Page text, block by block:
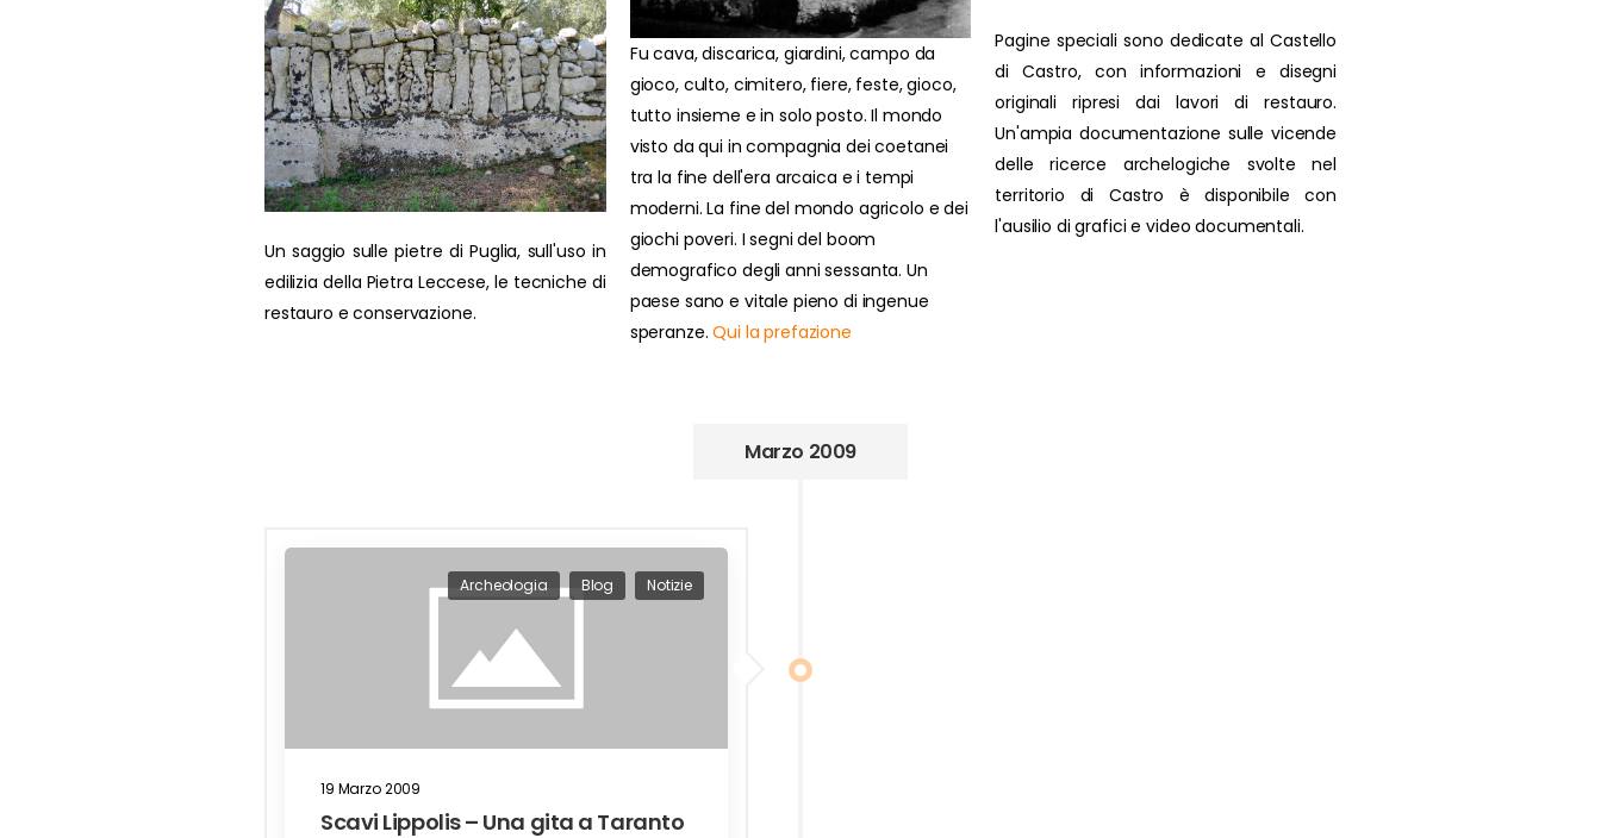
Un saggio sulle pietre di Puglia, sull'uso in
edilizia della Pietra Leccese, le tecniche di
restauro e conservazione.
Fu cava, discarica, giardini, campo da
gioco, culto, cimitero, fiere, feste, gioco,
tutto insieme e in solo posto. Il mondo
visto da qui in compagnia dei coetanei
tra la fine dell'era arcaica e i tempi
moderni. La fine del mondo agricolo e dei
giochi poveri. I segni del boom
demografico degli anni sessanta. Un
paese sano e vitale pieno di ingenue
speranze.Qui la prefazione
Pagine speciali sono dedicate al Castello
di Castro, con informazioni e disegni
originali ripresi dai lavori di restauro.
Un'ampia documentazione sulle vicende
delle ricerce archelogiche svolte nel
territorio di Castro è disponibile con
l'ausilio di grafici e video documentali.
Marzo 2009
19 Marzo 2009
Archeologia Blog Notizie
Scavi Lippolis – Una gita a Taranto